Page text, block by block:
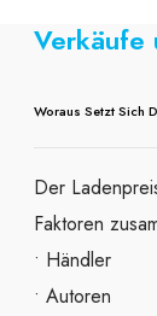
Verkäufe
Woraus Setzt Sich
Der
Faktoren
• Händler
• Autoren